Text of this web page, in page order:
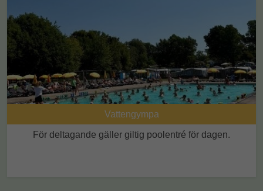
Vattengympa
För deltagande gäller giltig poolentré för dagen.